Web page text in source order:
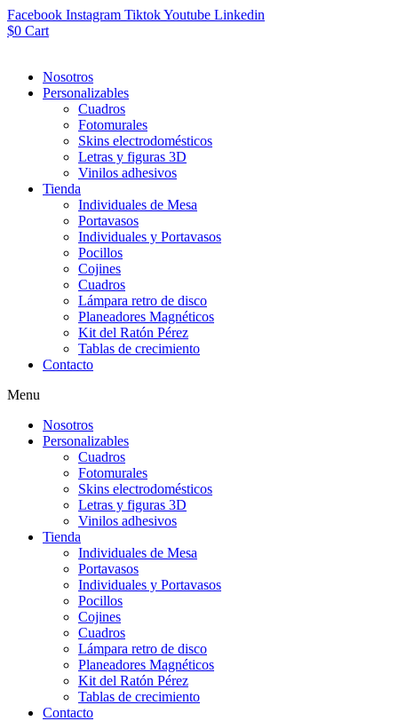
Facebook Instagram TiktokYoutube Linkedin
$0 Cart
Nosotros
Personalizables
Cuadros
Fotomurales
Skins electrodomésticos
Letras y figuras 3D
Vinilos adhesivos
Tienda
Individuales de Mesa
Portavasos
Individuales y Portavasos
Pocillos
Cojines
Cuadros
Lámpara retro de disco
Planeadores Magnéticos
Kit del Ratón Pérez
Tablas de crecimiento
Contacto
Menu
Nosotros
Personalizables
Cuadros
Fotomurales
Skins electrodomésticos
Letras y figuras 3D
Vinilos adhesivos
Tienda
Individuales de Mesa
Portavasos
Individuales y Portavasos
Pocillos
Cojines
Cuadros
Lámpara retro de disco
Planeadores Magnéticos
Kit del Ratón Pérez
Tablas de crecimiento
Contacto